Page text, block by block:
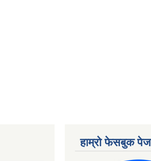
हाम्रो फेसबुक पेज